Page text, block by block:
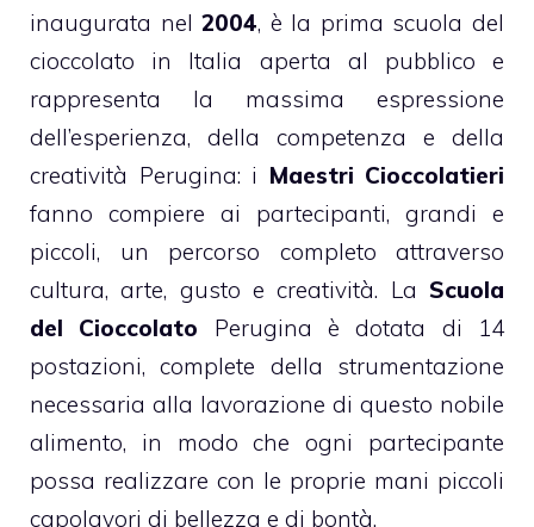
inaugurata nel2004, è la prima scuola del
cioccolato in Italia aperta al pubblico e
rappresenta la massima espressione
dell’esperienza, della competenza e della
creatività Perugina: i Maestri Cioccolatieri
fanno compiere ai partecipanti, grandi e
piccoli, un percorso completo attraverso
cultura, arte, gusto e creatività. La Scuola
del Cioccolato Perugina è dotata di 14
postazioni, complete della strumentazione
necessaria alla lavorazione di questo nobile
alimento, in modo che ogni partecipante
possa realizzare con le proprie mani piccoli
capolavori di bellezza e di bontà.